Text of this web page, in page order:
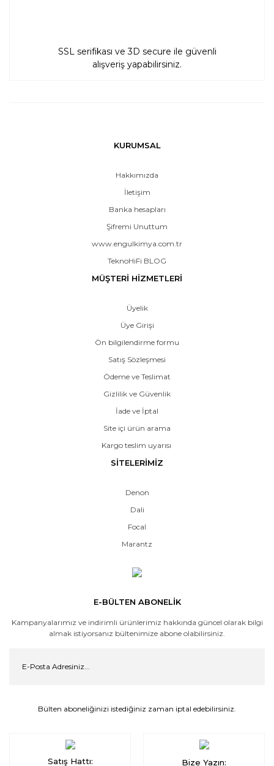
SSL serifikası ve 3D secure ile güvenli
alışveriş yapabilirsiniz.
KURUMSAL
Hakkımızda
İletişim
Banka hesapları
Şifremi Unuttum
www.engulkimya.com.tr
TeknoHiFi BLOG
MÜŞTERİ HİZMETLERİ
Üyelik
Üye Girişi
Ön bilgilendirme formu
Satış Sözleşmesi
Ödeme ve Teslimat
Gizlilik ve Güvenlik
İade ve İptal
Site içi ürün arama
Kargo teslim uyarısı
SİTELERİMİZ
Denon
Dali
Focal
Marantz
E-BÜLTEN ABONELİK
Kampanyalarımız ve indirimli ürünlerimiz hakkında güncel olarak bilgi
almak istiyorsanız bültenimize abone olabilirsiniz.
Bülten aboneliğinizi istediğiniz zaman iptal edebilirsiniz.
Satış Hattı: Bize Yazın: